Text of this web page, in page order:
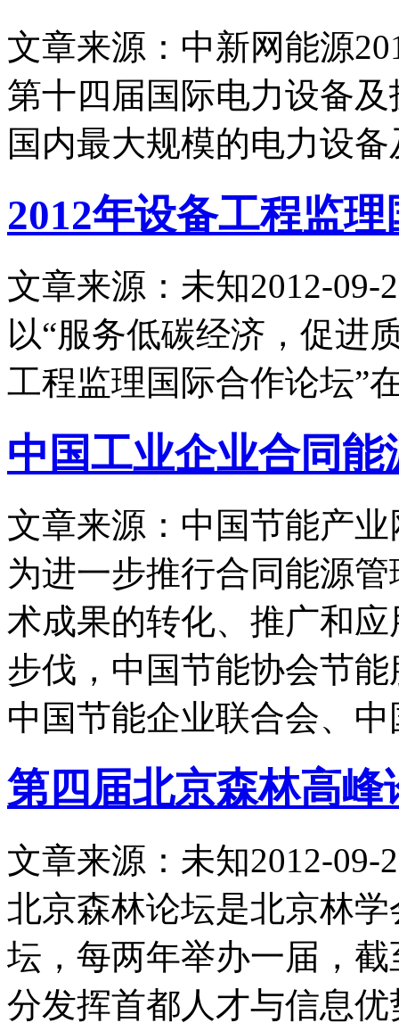
文章来源：中新网能源
第十四届国际电力设备
国内最大规模的电力设
2012年设备工程监
文章来源：未知2012-09-
以“服务低碳经济，促进
工程监理国际合作论坛”
中国工业企业合同
文章来源：中国节能产业
为进一步推行合同能源
术成果的转化、推广和
步伐，中国节能协会节
中国节能企业联合会、中
第四届北京森林高峰
文章来源：未知2012-09-
北京森林论坛是北京林
坛，每两年举办一届，
分发挥首都人才与信息优